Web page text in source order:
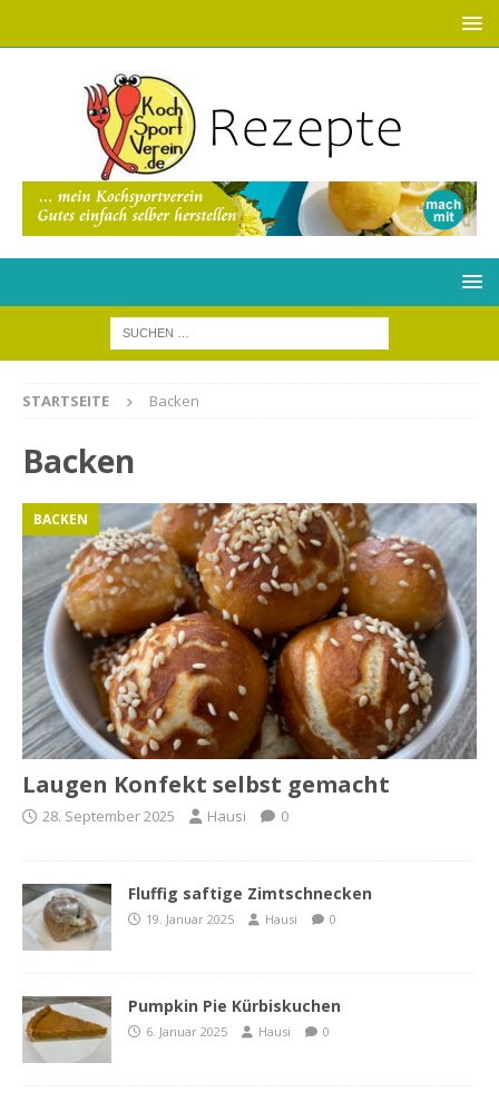
STARTSEITE Backen
Backen
BACKEN
Laugen Konfekt selbst gemacht
28. September 2025 Hausi 0
Fluffig saftige Zimtschnecken
19. Januar 2025 Hausi 0
Pumpkin Pie Kürbiskuchen
6. Januar 2025 Hausi 0